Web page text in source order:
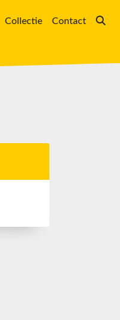
Collectie Contact